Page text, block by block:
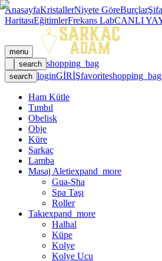
AnasayfaKristallerNiyete GöreBurçlar
HaritasıEğitimlerFrekans LabCANLI
menu
search shopping_bag
search loginGİRİŞfavoriteshopping_bag
Ham Kütle
Tımbıl
Obelisk
Obje
Küre
Sarkaç
Lamba
Masaj Aletiexpand_more
Gua-Sha
Spa Taşı
Roller
Takıexpand_more
Halhal
Küpe
Kolye
Kolye Ucu